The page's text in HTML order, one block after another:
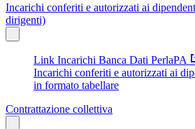
Incarichi conferiti e autorizzati ai
dirigenti)
Link Incarichi Banca Dati PerlaPA
Incarichi conferiti e autorizzati ai
in formato tabellare
Contrattazione collettiva